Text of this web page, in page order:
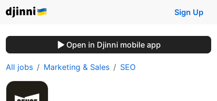
Sign Up
Open in Djinni mobile app
All jobs Marketing & Sales SEO